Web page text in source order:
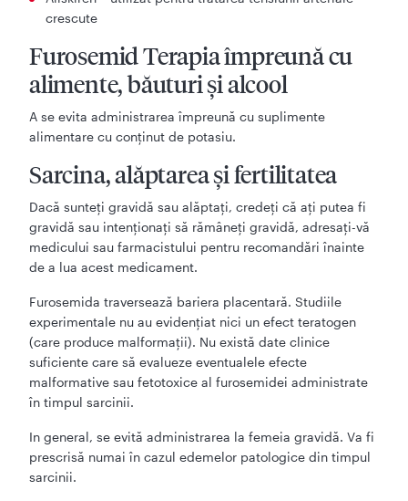
crescute
Furosemid Terapia împreună cu
alimente, băuturi şi alcool
A se evita administrarea împreună cu suplimente
alimentare cu conţinut de potasiu.
Sarcina, alăptarea şi fertilitatea
Dacă sunteţi gravidă sau alăptaţi, credeţi că aţi putea fi
gravidă sau intenţionaţi să rămâneţi gravidă, adresaţi-vă
medicului sau farmacistului pentru recomandări înainte
de a lua acest medicament.
Furosemida traversează bariera placentară. Studiile
experimentale nu au evidenţiat nici un efect teratogen
(care produce malformaţii). Nu există date clinice
suficiente care să evalueze eventualele efecte
malformative sau fetotoxice al furosemidei administrate
în timpul sarcinii.
In general, se evită administrarea la femeia gravidă. Va fi
prescrisă numai în cazul edemelor patologice din timpul
sarcinii.